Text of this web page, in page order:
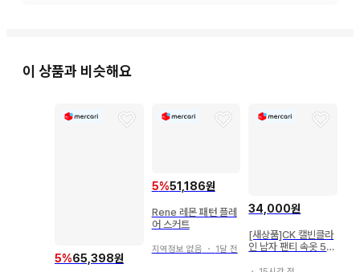
이 상품과 비슷해요
5%65,398원
5%51,186원
Rene 레몬 패턴 플레
어 스커트
지역정보 없음 ・ 1달 전
34,000원
[새상품]CK 캘빈클라
인 남자 팬티 속옷 5종